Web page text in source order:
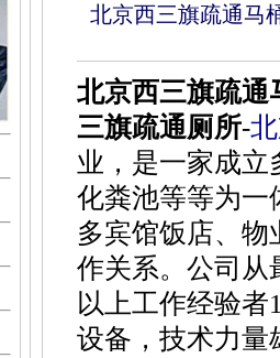
北京西三旗疏通马
北京西三旗疏通
三旗疏通厕所-
业，是一家成立
化粪池等等为一
多宾馆饭店、物
作关系。公司从
以上工作经验
设备，技术力量